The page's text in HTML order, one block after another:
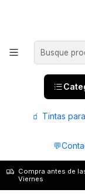
🧃 Tintas
Compra antes de
Viernes